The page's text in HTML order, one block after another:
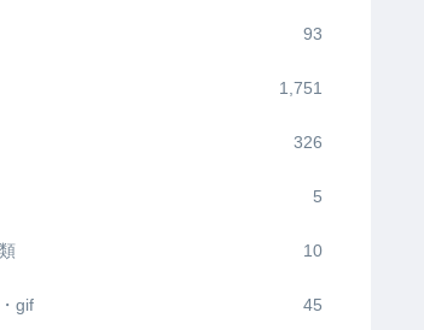
93
1,751
326
5
10
gif 45